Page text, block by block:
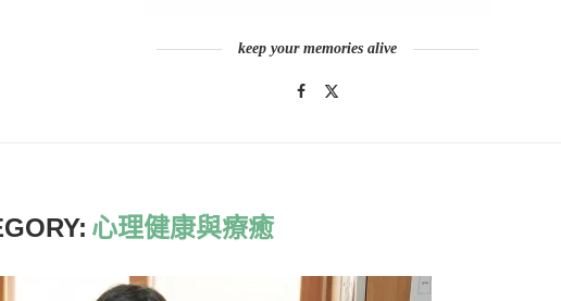
keep your memories alive
心理健康與療癒